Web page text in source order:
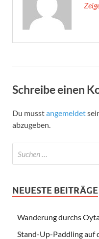
Schreibe einen
Du musstangemeldet
abzugeben.
NEUESTE BEITRÄGE
Wanderung durchs
Stand-Up-Paddling auf